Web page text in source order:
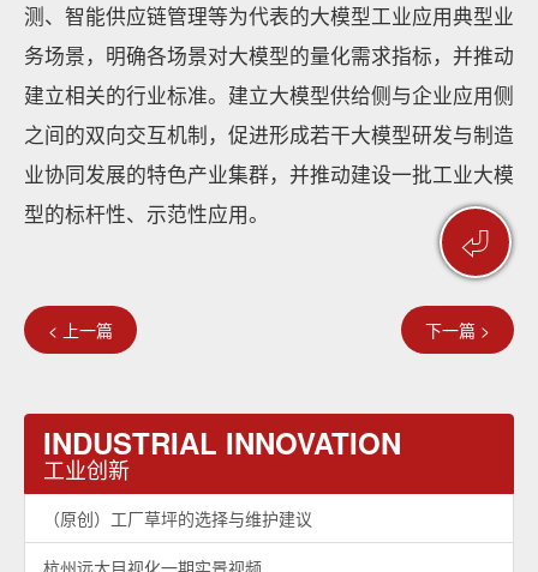
⏎
测、智能供应链管理等为代表的大模型工业应用典型业
务场景，明确各场景对大模型的量化需求指标，并推动
建立相关的行业标准。建立大模型供给侧与企业应用侧
之间的双向交互机制，促进形成若干大模型研发与制造
业协同发展的特色产业集群，并推动建设一批工业大模
型的标杆性、示范性应用。
< 上一篇 下一篇 >
INDUSTRIAL INNOVATION
工业创新
（原创）工厂草坪的选择与维护建议
杭州远大目视化一期实景视频